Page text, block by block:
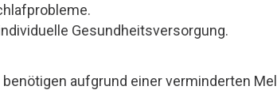
Gesundheitsversorgung.
aufgrund einer verminderten